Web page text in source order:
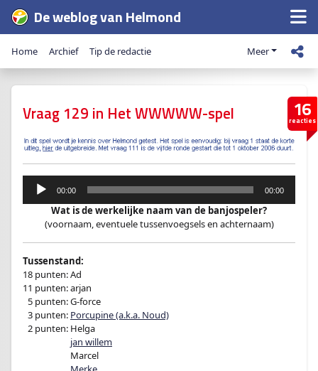
De weblog van Helmond
Home Archief Tip de redactie Meer
16
reacties
Vraag 129 in Het WWWWW-spel
d
p
e
l
00:00 00:00
Wat is de werkelijke naam van de banjospeler?
(voornaam, eventuele tussenvoegsels en achternaam)
Tussenstand:
18 punten: Ad
11 punten: arjan
5 punten: G-force
3 punten: Porcupine (a.k.a. Noud)
2 punten: Helga
jan willem
Marcel